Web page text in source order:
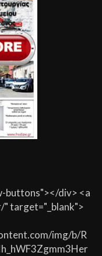
buttons"></div> <a
target="_blank">
img/b/R